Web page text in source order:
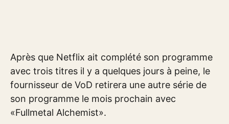
Après que Netflix ait complété son programme
avec trois titres il y a quelques jours à peine, le
fournisseur de VoD retirera une autre série de
son programme le mois prochain avec
«Fullmetal Alchemist».